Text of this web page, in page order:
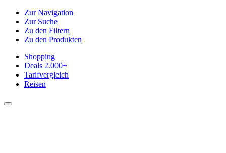
Zur Navigation
Zur Suche
Zu den Filtern
Zu den Produkten
Shopping
Deals 2.000+
Tarifvergleich
Reisen